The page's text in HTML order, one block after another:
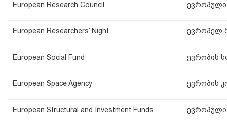
European Research Council ევროპული
European Researchers’ Night ევროპელ
European Social Fund ევროპის
European Space Agency ევროპის
European Structural and Investment Funds